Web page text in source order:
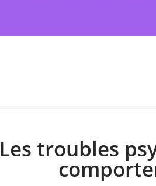
Les troubles